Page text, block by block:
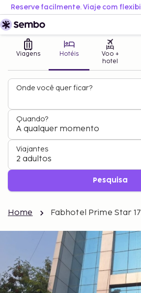
Viagens Hotéis
Voo +
hotel
Onde você quer ficar?
Quando?
A qualquer momento
Viajantes
2 adultos
Pesquisa
Home Fabhotel Prime Star 17